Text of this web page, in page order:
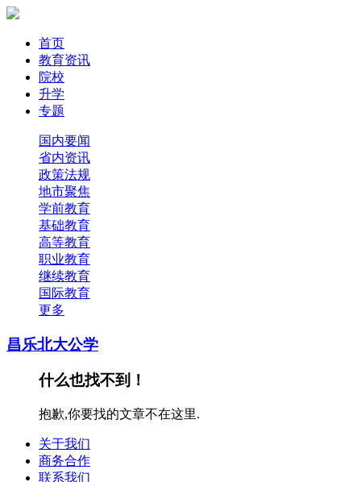
首页
教育资讯
院校
升学
专题
国内要闻
省内资讯
政策法规
地市聚焦
学前教育
基础教育
高等教育
职业教育
继续教育
国际教育
更多
昌乐北大公学
什么也找不到！
抱歉,你要找的文章不在这里.
关于我们
商务合作
联系我们